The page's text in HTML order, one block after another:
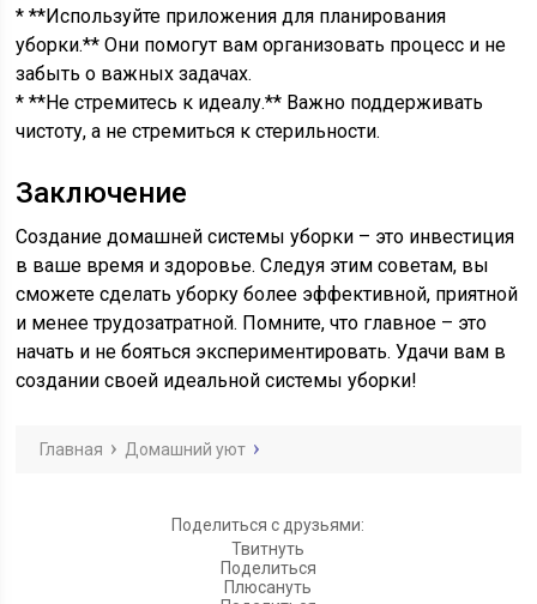
* **Используйте приложения для планирования
уборки.** Они помогут вам организовать процесс и не
забыть о важных задачах.
* **Не стремитесь к идеалу.** Важно поддерживать
чистоту, а не стремиться к стерильности.
Заключение
Создание домашней системы уборки – это инвестиция
в ваше время и здоровье. Следуя этим советам, вы
сможете сделать уборку более эффективной, приятной
и менее трудозатратной. Помните, что главное – это
начать и не бояться экспериментировать. Удачи вам в
создании своей идеальной системы уборки!
Главная Домашний уют
Поделиться с друзьями:
Твитнуть
Поделиться
Плюсануть